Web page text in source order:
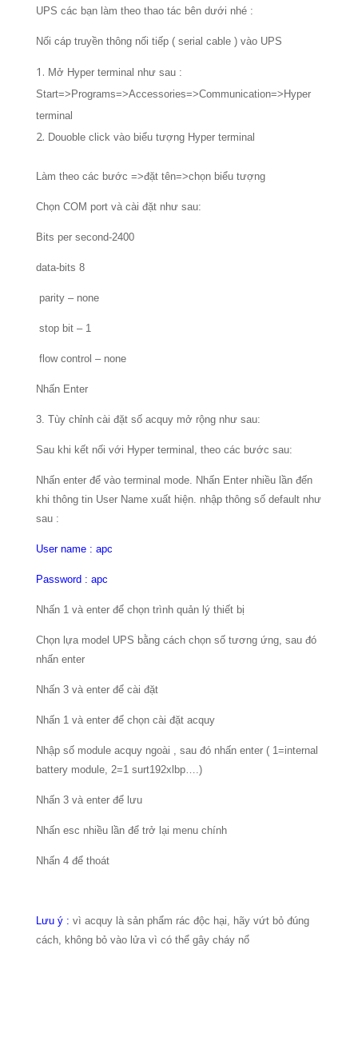
UPS các bạn làm theo thao tác bên dưới nhé :
Nối cáp truyền thông nối tiếp ( serial cable ) vào UPS
Mở Hyper terminal như sau :
Start=>Programs=>Accessories=>Communication=>Hyper
terminal
Douoble click vào biểu tượng Hyper terminal
Làm theo các bước =>đặt tên=>chọn biểu tượng
Chọn COM port và cài đặt như sau:
Bits per second-2400
data-bits 8
parity – none
stop bit – 1
flow control – none
Nhấn Enter
3. Tùy chỉnh cài đặt số acquy mở rộng như sau:
Sau khi kết nối với Hyper terminal, theo các bước sau:
Nhấn enter để vào terminal mode. Nhấn Enter nhiều lần đến
khi thông tin User Name xuất hiện. nhập thông số default như
sau :
User name : apc
Password : apc
Nhấn 1 và enter để chọn trình quản lý thiết bị
Chọn lựa model UPS bằng cách chọn số tương ứng, sau đó
nhấn enter
Nhấn 3 và enter để cài đặt
Nhấn 1 và enter để chọn cài đặt acquy
Nhập số module acquy ngoài , sau đó nhấn enter ( 1=internal
battery module, 2=1 surt192xlbp….)
Nhấn 3 và enter để lưu
Nhấn esc nhiều lần để trở lại menu chính
Nhấn 4 để thoát
Lưu ý : vì acquy là sản phẩm rác độc hại, hãy vứt bỏ đúng
cách, không bỏ vào lửa vì có thể gây cháy nổ